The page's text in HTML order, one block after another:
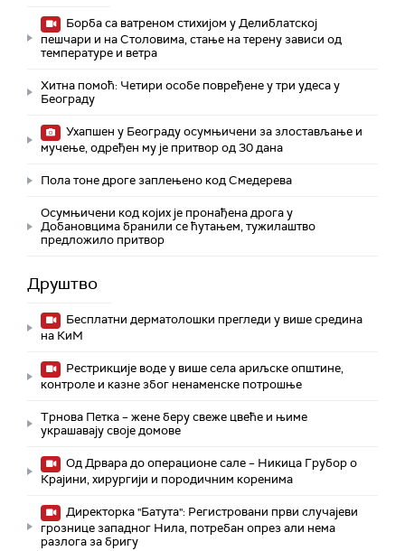
Борба са ватреном стихијом у Делиблатској
пешчари и на Столовима, стање на терену зависи од
температуре и ветра
Хитна помоћ: Четири особе повређене у три удеса у
Београду
Ухапшен у Београду осумњичени за злостављање и
мучење, одређен му је притвор од 30 дана
Пола тоне дроге заплењено код Смедерева
Осумњичени код којих је пронађена дрога у
Добановцима бранили се ћутањем, тужилаштво
предложило притвор
Друштво
Бесплатни дерматолошки прегледи у више средина
на КиМ
Рестрикције воде у више села ариљске општине,
контроле и казне због ненаменске потрошње
Трнова Петка – жене беру свеже цвеће и њиме
украшавају своје домове
Од Дрвара до операционе сале – Никица Грубор о
Крајини, хирургији и породичним коренима
Директорка "Батута": Регистровани први случајеви
грознице западног Нила, потребан опрез али нема
разлога за бригу